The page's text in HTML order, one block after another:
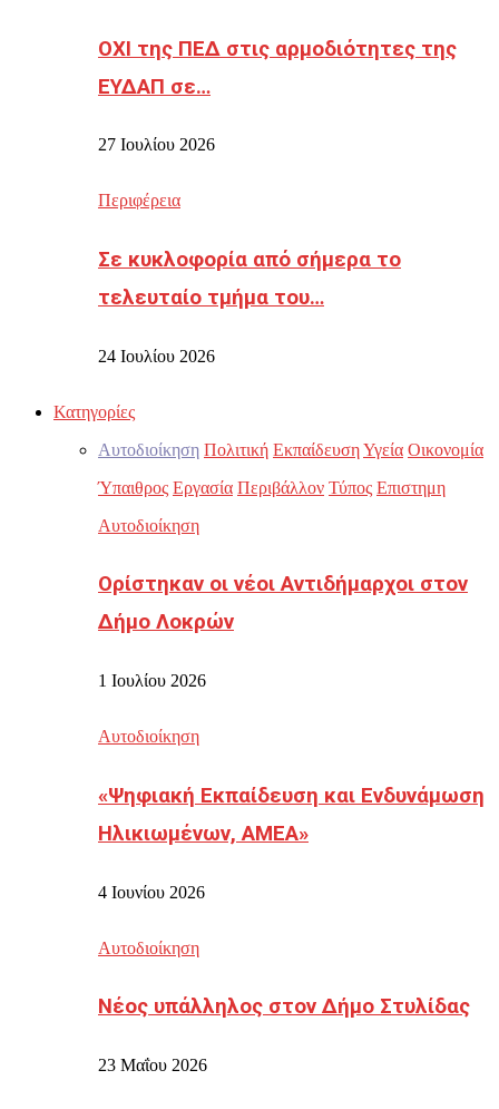
ΟΧΙ της ΠΕΔ στις αρμοδιότητες της
ΕΥΔΑΠ σε…
27 Ιουλίου 2026
Περιφέρεια
Σε κυκλοφορία από σήμερα το
τελευταίο τμήμα του…
24 Ιουλίου 2026
Κατηγορίες
Αυτοδιοίκηση Πολιτική ΕκπαίδευσηΥγεία Οικονομία
Ύπαιθρος Εργασία Περιβάλλον Τύπος Επιστημη
Αυτοδιοίκηση
Ορίστηκαν οι νέοι Αντιδήμαρχοι στον
Δήμο Λοκρών
1 Ιουλίου 2026
Αυτοδιοίκηση
«Ψηφιακή Εκπαίδευση και Ενδυνάμωση
Ηλικιωμένων, ΑΜΕΑ»
4 Ιουνίου 2026
Αυτοδιοίκηση
Νέος υπάλληλος στον Δήμο Στυλίδας
23 Μαΐου 2026